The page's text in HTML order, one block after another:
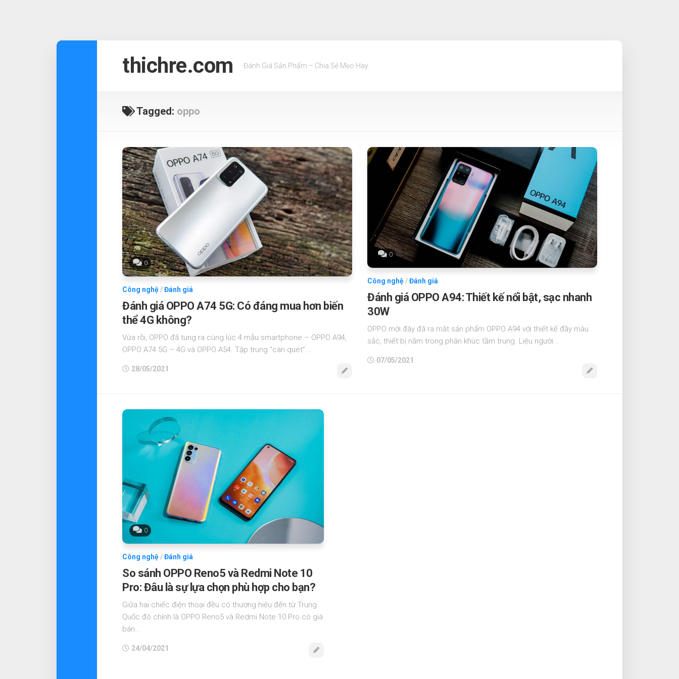
thichre.com Đánh Giá Sản Phẩm – Chia Sẻ Mẹo Hay.
Tagged: oppo
0
Công nghệ/Đánh giá
Đánh giá OPPO A74 5G: Có đáng mua hơn biến
thể 4G không?
Vừa rồi, OPPO đã tung ra cùng lúc 4 mẫu smartphone – OPPO A94,
OPPO A74 5G – 4G và OPPO A54. Tập trung “càn quét”...
28/05/2021
0
Công nghệ/Đánh giá
Đánh giá OPPO A94: Thiết kế nổi bật, sạc nhanh
30W
OPPO mới đây đã ra mắt sản phẩm OPPO A94 với thiết kế đầy màu
sắc, thiết bị nằm trong phân khúc tầm trung. Liệu người...
07/05/2021
0
Công nghệ/Đánh giá
So sánh OPPO Reno5 và Redmi Note 10
Pro: Đâu là sự lựa chọn phù hợp cho bạn?
Giữa hai chiếc điện thoại đều có thương hiệu đến từ Trung
Quốc đó chính là OPPO Reno5 và Redmi Note 10 Pro có giá
bán...
24/04/2021